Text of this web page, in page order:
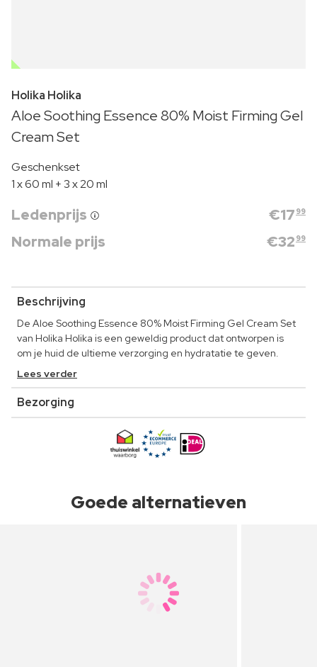
OUTLET
Holika Holika
Aloe Soothing Essence 80% Moist Firming Gel
Cream Set
Geschenkset
1 x 60 ml + 3 x 20 ml
Ledenprijs €17 99
Normale prijs €32 99
Beschrijving
De Aloe Soothing Essence 80% Moist Firming Gel Cream Set
van Holika Holika is een geweldig product dat ontworpen is
om je huid de ultieme verzorging en hydratatie te geven.
Lees verder
Bezorging
Goede alternatieven